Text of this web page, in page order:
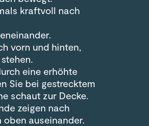
kraftvoll nach
vorn und hinten,
eine erhöhte
Sie bei gestrecktem
schaut zur Decke.
zeigen nach
oben auseinander.